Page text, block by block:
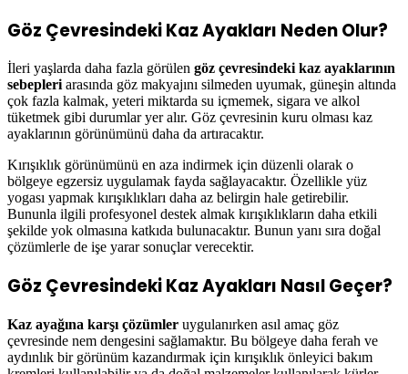
Göz Çevresindeki Kaz Ayakları Neden Olur?
İleri yaşlarda daha fazla görülen göz çevresindeki kaz ayaklarının
sebepleri arasında göz makyajını silmeden uyumak, güneşin altında
çok fazla kalmak, yeteri miktarda su içmemek, sigara ve alkol
tüketmek gibi durumlar yer alır. Göz çevresinin kuru olması kaz
ayaklarının görünümünü daha da artıracaktır.
Kırışıklık görünümünü en aza indirmek için düzenli olarak o
bölgeye egzersiz uygulamak fayda sağlayacaktır. Özellikle yüz
yogası yapmak kırışıklıkları daha az belirgin hale getirebilir.
Bununla ilgili profesyonel destek almak kırışıklıkların daha etkili
şekilde yok olmasına katkıda bulunacaktır. Bunun yanı sıra doğal
çözümlerle de işe yarar sonuçlar verecektir.
Göz Çevresindeki Kaz Ayakları Nasıl Geçer?
Kaz ayağına karşı çözümler uygulanırken asıl amaç göz
çevresinde nem dengesini sağlamaktır. Bu bölgeye daha ferah ve
aydınlık bir görünüm kazandırmak için kırışıklık önleyici bakım